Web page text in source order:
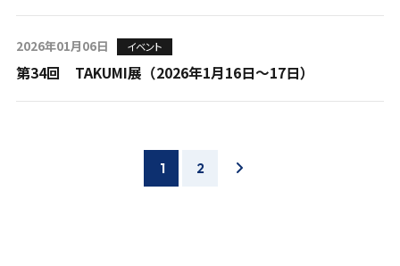
2026年01月06日 イベント
第34回 TAKUMI展（2026年1月16日～17日）
1 2